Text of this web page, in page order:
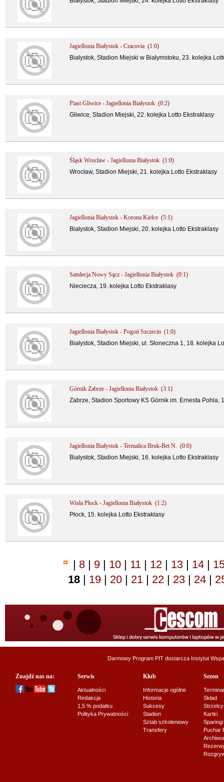
Jagiellonia Białystok - Cracovia (1:0)
Białystok, Stadion Miejski w Białymstoku, 23. kolejka
Piast Gliwice - Jagiellonia Białystok (0:2)
Gliwice, Stadion Miejski, 22. kolejka Lotto Ekstraklasy
Śląsk Wrocław - Jagiellonia Białystok (1:0)
Wrocław, Stadion Miejski, 21. kolejka Lotto Ekstraklasy
Jagiellonia Białystok - Korona Kielce (5:1)
Białystok, Stadion Miejski, 20. kolejka Lotto Ekstraklasy
Sandecja Nowy Sącz - Jagiellonia Białystok (0:1)
Nieciecza, 19. kolejka Lotto Ekstraklasy
Jagiellonia Białystok - Pogoń Szczecin (1:0)
Białystok, Stadion Miejski, ul. Słoneczna 1, 18. kolejka
Górnik Zabrze - Jagiellonia Białystok (3:1)
Zabrze, Stadion Sportowy KS Górnik im. Ernesta Pohla,
Jagiellonia Białystok - Termalica Bruk-Bet N. (0:0)
Białystok, Stadion Miejski, 16. kolejka Lotto Ekstraklasy
Wisła Płock - Jagiellonia Białystok (1:2)
Płock, 15. kolejka Lotto Ekstraklasy
| 8 | 9 | 10 | 11 | 12 | 13 | 14 |
18 | 19 | 20 | 21 | 22 | 23 | 24 |
Darmowy Program PIT dostarcza Instytut
Znajdź nas na: Serwis
Aktualności
Redakcja
1,5 % podatku
Polityka Prywatności
Klub
Informacje ogólne
Historia
Sukcesy
Stadion
Sztab szkoleniowy
Transfery
Sezon
Skład
Strzelcy
Kartki
Sparingi
Puchar